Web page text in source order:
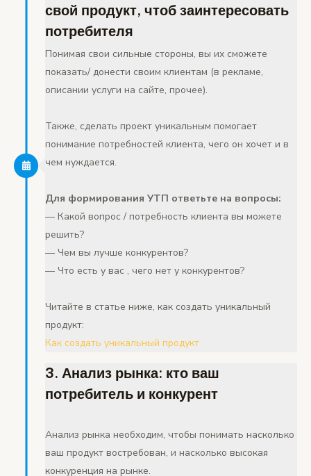
свой продукт, чтоб заинтересовать
потребителя
Понимая свои сильные стороны, вы их сможете
показать/ донести своим клиентам (в рекламе,
описании услуги на сайте, прочее).
Также, сделать проект уникальным помогает
понимание потребностей клиента, чего он хочет и в
чем нуждается.
Для формирования УТП ответьте на вопросы:
— Какой вопрос / потребность клиента вы можете
решить?
— Чем вы лучше конкурентов?
— Что есть у вас , чего нет у конкурентов?
Читайте в статье ниже, как создать уникальный
продукт:
Как создать уникальный продукт
3. Анализ рынка: кто ваш
потребитель и конкурент
Анализ рынка необходим, чтобы понимать насколько
ваш продукт востребован, и насколько высокая
конкуренция на рынке.